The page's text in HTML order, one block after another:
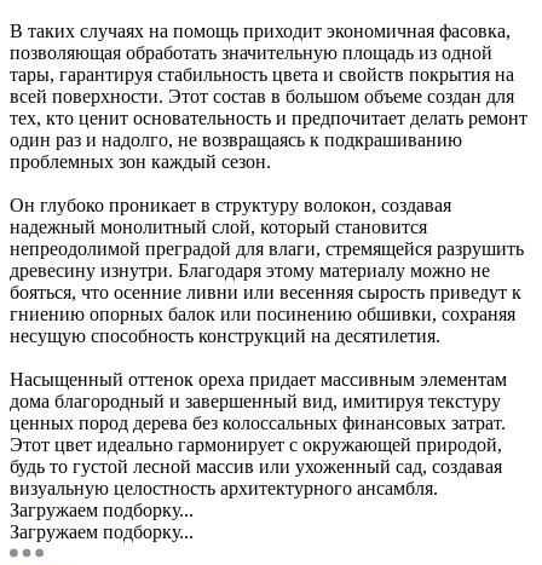
В таких случаях на помощь приходит экономичная фасовка,
позволяющая обработать значительную площадь из одной
тары, гарантируя стабильность цвета и свойств покрытия на
всей поверхности. Этот состав в большом объеме создан для
тех, кто ценит основательность и предпочитает делать ремонт
один раз и надолго, не возвращаясь к подкрашиванию
проблемных зон каждый сезон.
Он глубоко проникает в структуру волокон, создавая
надежный монолитный слой, который становится
непреодолимой преградой для влаги, стремящейся разрушить
древесину изнутри. Благодаря этому материалу можно не
бояться, что осенние ливни или весенняя сырость приведут к
гниению опорных балок или посинению обшивки, сохраняя
несущую способность конструкций на десятилетия.
Насыщенный оттенок ореха придает массивным элементам
дома благородный и завершенный вид, имитируя текстуру
ценных пород дерева без колоссальных финансовых затрат.
Этот цвет идеально гармонирует с окружающей природой,
будь то густой лесной массив или ухоженный сад, создавая
визуальную целостность архитектурного ансамбля.
Загружаем подборку...
Загружаем подборку...